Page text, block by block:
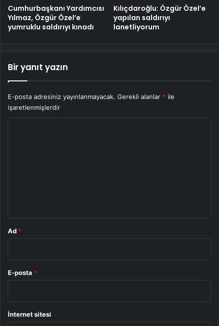
Cumhurbaşkanı Yardımcısı
Yılmaz, Özgür Özel’e
yumruklu saldırıyı kınadı
Kılıçdaroğlu: Özgür Özel’e
yapılan saldırıyı
lanetliyorum
Bir yanıt yazın
E-posta adresiniz yayınlanmayacak. Gerekli alanlar * ile
işaretlenmişlerdir
Ad *
E-posta *
İnternet sitesi